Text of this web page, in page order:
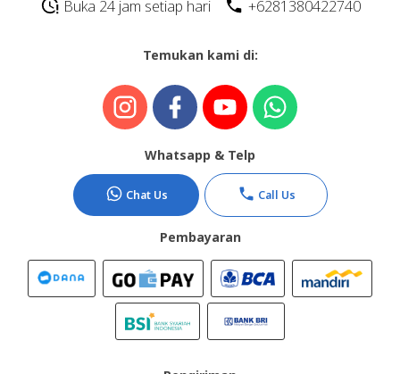
Buka 24 jam setiap hari
+6281380422740
Temukan kami di:
Whatsapp & Telp
Chat Us Call Us
Pembayaran